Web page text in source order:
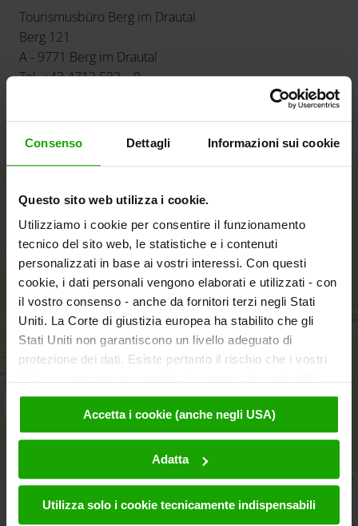
Consenso Dettagli Informazioni sui cookie
Questo sito web utilizza i cookie.
Utilizziamo i cookie per consentire il funzionamento
tecnico del sito web, le statistiche e i contenuti
personalizzati in base ai vostri interessi. Con questi
cookie, i dati personali vengono elaborati e utilizzati - con
il vostro consenso - anche da fornitori terzi negli Stati
Uniti. La Corte di giustizia europea ha stabilito che gli
Stati Uniti non garantiscono un livello adeguato di
protezione dei dati. Esiste pertanto il rischio che i vostri
autorità statunitensi a fini di controllo e monitoraggio a
causa di ordinanze corrispondenti nei confronti di fornitori
terzi (ad es. Google, Meta) e che non sussistano misure
legali efficaci per fare opposizione. Facendo clic su
"Accetta i cookie", l'utente accetta che i cookie possano
USA). Questi dati verranno trasmessi solo in forma
Accetta i cookie (anche negli USA)
Adatta
Utilizza solo i cookie tecnicamente indispensabili
Tourismusbüro Berg im Drautal
Berg 121
A - 9771 Berg im Drautal
Tel. +43 4712 532 – 0
Gola Ochsenschlucht
aktivieren
−
Leaflet|© OpenMapTiles© OpenStreetMap contributors